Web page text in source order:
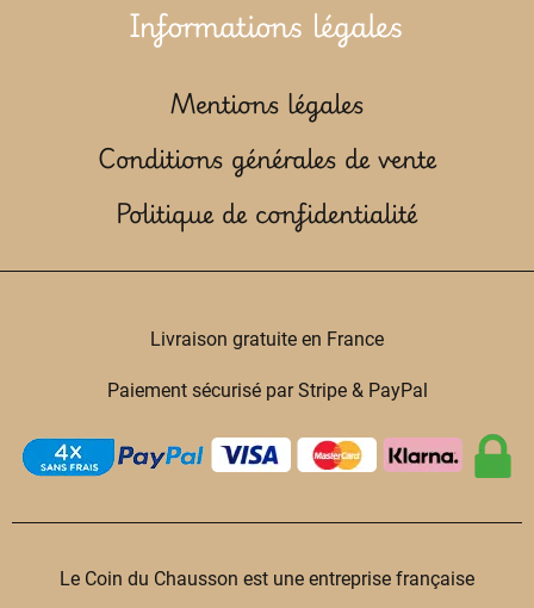
Informations légales
Mentions légales
Conditions générales de vente
Politique de confidentialité
Livraison gratuite en France
Paiement sécurisé par Stripe & PayPal
Le Coin du Chausson est une entreprise française